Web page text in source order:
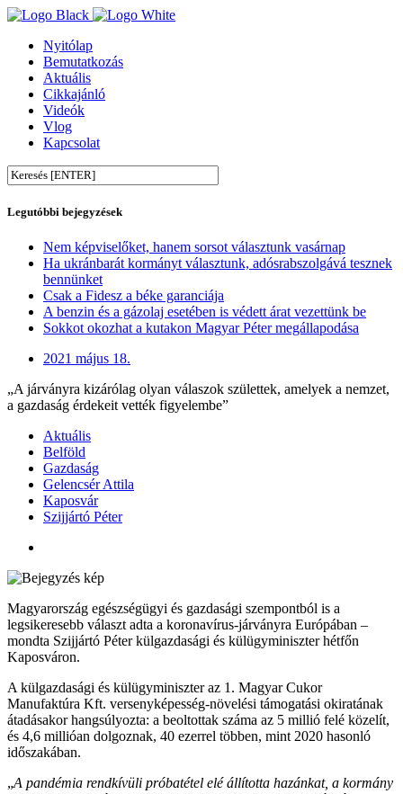
Nyitólap
Bemutatkozás
Aktuális
Cikkajánló
Videók
Vlog
Kapcsolat
Legutóbbi bejegyzések
Nem képviselőket, hanem sorsot választunk vasárnap
Ha ukránbarát kormányt választunk, adósrabszolgává tesznek
bennünket
Csak a Fidesz a béke garanciája
A benzin és a gázolaj esetében is védett árat vezettünk be
Sokkot okozhat a kutakon Magyar Péter megállapodása
2021 május 18.
„A járványra kizárólag olyan válaszok születtek, amelyek a nemzet,
a gazdaság érdekeit vették figyelembe”
Aktuális
Belföld
Gazdaság
Gelencsér Attila
Kaposvár
Szijjártó Péter
Magyarország egészségügyi és gazdasági szempontból is a
legsikeresebb választ adta a koronavírus-járványra Európában –
mondta Szijjártó Péter külgazdasági és külügyminiszter hétfőn
Kaposváron.
A külgazdasági és külügyminiszter az 1. Magyar Cukor
Manufaktúra Kft. versenyképesség-növelési támogatási okiratának
átadásakor hangsúlyozta: a beoltottak száma az 5 millió felé közelít,
és 4,6 millióan dolgoznak, 40 ezerrel többen, mint 2020 hasonló
időszakában.
„A pandémia rendkívüli próbatétel elé állította hazánkat, a kormány